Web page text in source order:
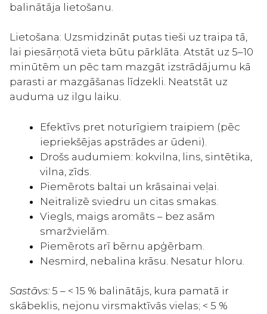
balinātāja lietošanu.
Lietošana: Uzsmidzināt putas tieši uz traipa tā,
lai piesārņotā vieta būtu pārklāta. Atstāt uz 5–10
minūtēm un pēc tam mazgāt izstrādājumu kā
parasti ar mazgāšanas līdzekli. Neatstāt uz
auduma uz ilgu laiku.
Efektīvs pret noturīgiem traipiem (pēc
iepriekšējas apstrādes ar ūdeni).
Drošs audumiem: kokvilna, lins, sintētika,
vilna, zīds.
Piemērots baltai un krāsainai veļai.
Neitralizē sviedru un citas smakas.
Viegls, maigs aromāts – bez asām
smaržvielām.
Piemērots arī bērnu apģērbam.
Nesmird, nebalina krāsu. Nesatur hloru.
Sastāvs: 5 – < 15 % balinātājs, kura pamatā ir
skābeklis, nejonu virsmaktīvās vielas; < 5 %